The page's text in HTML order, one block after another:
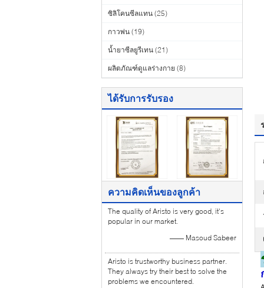
ซิลิโคนซีลแทน (25)
กาวพ่น (19)
น้ำยาซีลยูรีเทน (21)
ผลิตภัณฑ์ดูแลร่างกาย (8)
ได้รับการรับรอง
ความคิดเห็นของลูกค้า
The quality of Aristo is very good, it's
popular in our market.
—— Masoud Sabeer
Aristo is trustworthy business partner.
They always try their best to solve the
problems we encountered.